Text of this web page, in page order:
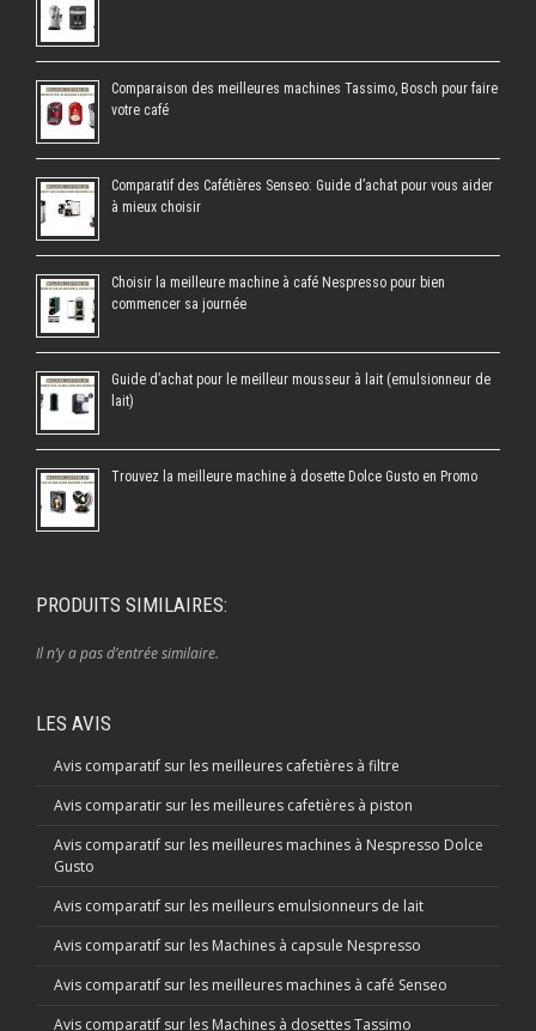
Comparaison des meilleures machines Tassimo, Bosch pour faire
votre café
Comparatif des Cafétières Senseo: Guide d’achat pour vous aider
à mieux choisir
Choisir la meilleure machine à café Nespresso pour bien
commencer sa journée
Guide d’achat pour le meilleur mousseur à lait (emulsionneur de
lait)
Trouvez la meilleure machine à dosette Dolce Gusto en Promo
PRODUITS SIMILAIRES:
Il n’y a pas d’entrée similaire.
LES AVIS
Avis comparatif sur les meilleures cafetières à filtre
Avis comparatir sur les meilleures cafetières à piston
Avis comparatif sur les meilleures machines à Nespresso Dolce
Gusto
Avis comparatif sur les meilleurs emulsionneurs de lait
Avis comparatif sur les Machines à capsule Nespresso
Avis comparatif sur les meilleures machines à café Senseo
Avis comparatif sur les Machines à dosettes Tassimo